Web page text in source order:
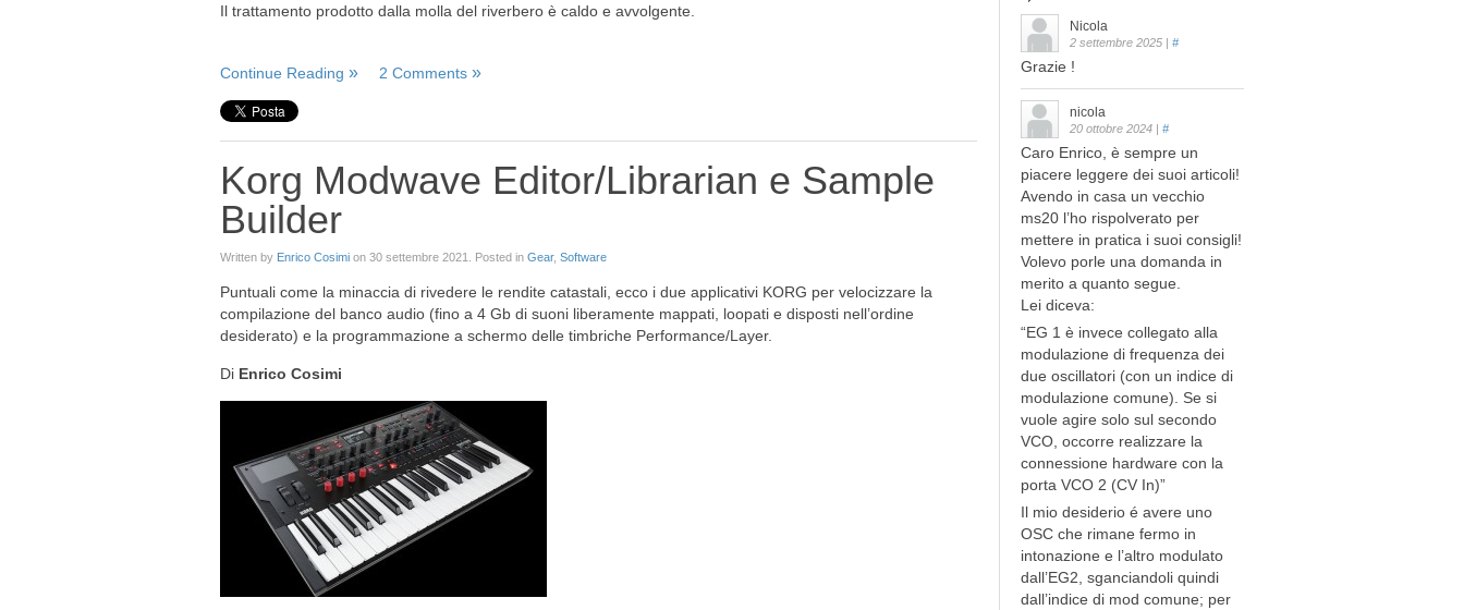
Il trattamento prodotto dalla molla del riverbero è caldo e avvolgente.
Continue Reading 2 Comments
Korg Modwave Editor/Librarian e Sample
Builder
Written by Enrico Cosimi on 30 settembre 2021 . Posted in Gear, Software
Puntuali come la minaccia di rivedere le rendite catastali, ecco i due applicativi KORG per velocizzare la
compilazione del banco audio (fino a 4 Gb di suoni liberamente mappati, loopati e disposti nell’ordine
desiderato) e la programmazione a schermo delle timbriche Performance/Layer.
Di Enrico Cosimi
Nicola
2 settembre 2025 | #
Grazie !
nicola
20 ottobre 2024 | #
Caro Enrico, è sempre un
piacere leggere dei suoi articoli!
Avendo in casa un vecchio
ms20 l’ho rispolverato per
mettere in pratica i suoi consigli!
Volevo porle una domanda in
merito a quanto segue.
Lei diceva:
“EG 1 è invece collegato alla
modulazione di frequenza dei
due oscillatori (con un indice di
modulazione comune). Se si
vuole agire solo sul secondo
VCO, occorre realizzare la
connessione hardware con la
porta VCO 2 (CV In)”
Il mio desiderio é avere uno
OSC che rimane fermo in
intonazione e l’altro modulato
dall’EG2, sganciandoli quindi
dall’indice di mod comune; per